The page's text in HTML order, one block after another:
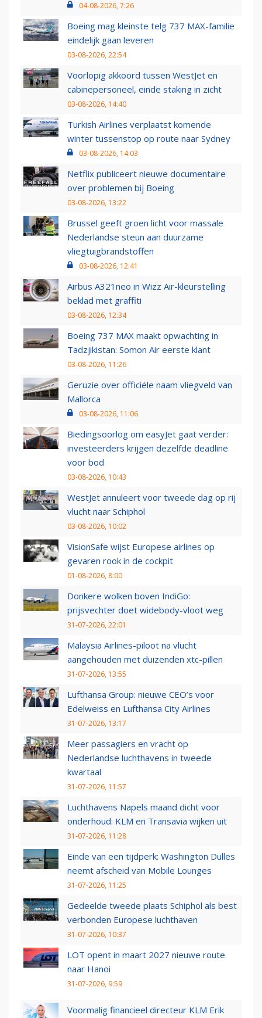
04-08-2026, 7:26
Boeing mag kleinste telg 737 MAX-familie
eindelijk gaan leveren
03-08-2026, 22:54
Voorlopig akkoord tussen WestJet en
cabinepersoneel, einde staking in zicht
03-08-2026, 14:40
Turkish Airlines verplaatst komende
winter tussenstop op route naar Sydney
03-08-2026, 14:03
Netflix publiceert nieuwe documentaire
over problemen bij Boeing
03-08-2026, 13:22
Brussel geeft groen licht voor massale
Nederlandse steun aan duurzame
vliegtuigbrandstoffen
03-08-2026, 12:41
Airbus A321neo in Wizz Air-kleurstelling
beklad met graffiti
03-08-2026, 12:34
Boeing 737 MAX maakt opwachting in
Tadzjikistan: Somon Air eerste klant
03-08-2026, 11:26
Geruzie over officiële naam vliegveld van
Mallorca
03-08-2026, 11:06
Biedingsoorlog om easyJet gaat verder:
investeerders krijgen dezelfde deadline
voor bod
03-08-2026, 10:43
WestJet annuleert voor tweede dag op rij
vlucht naar Schiphol
03-08-2026, 10:02
VisionSafe wijst Europese airlines op
gevaren rook in de cockpit
01-08-2026, 8:00
Donkere wolken boven IndiGo:
prijsvechter doet widebody-vloot weg
31-07-2026, 22:01
Malaysia Airlines-piloot na vlucht
aangehouden met duizenden xtc-pillen
31-07-2026, 13:55
Lufthansa Group: nieuwe CEO’s voor
Edelweiss en Lufthansa City Airlines
31-07-2026, 13:17
Meer passagiers en vracht op
Nederlandse luchthavens in tweede
kwartaal
31-07-2026, 11:57
Luchthavens Napels maand dicht voor
onderhoud: KLM en Transavia wijken uit
31-07-2026, 11:28
Einde van een tijdperk: Washington Dulles
neemt afscheid van Mobile Lounges
31-07-2026, 11:25
Gedeelde tweede plaats Schiphol als best
verbonden Europese luchthaven
31-07-2026, 10:37
LOT opent in maart 2027 nieuwe route
naar Hanoi
31-07-2026, 9:59
Voormalig financieel directeur KLM Erik